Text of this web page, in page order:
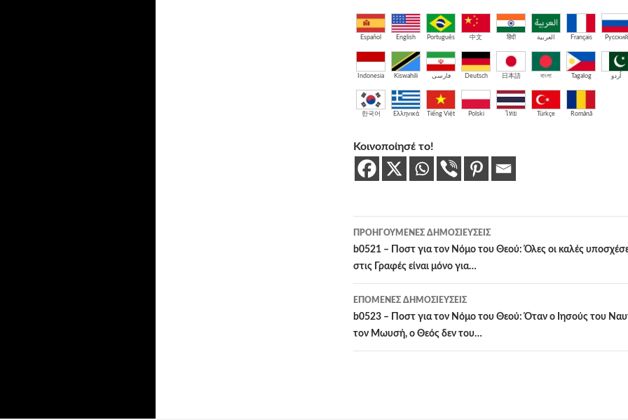
Español English Português 中文 हिंदी العربية Français Русский
Indonesia Kiswahili فارسی Deutsch 日本語 বাংলা Tagalog اُردو
한국어 Ελληνικά Tiếng Việt Polski ไทย Türkçe Română
Κοινοποίησέ το!
Πλοήγηση
άρθρων
ΠΡΟΗΓΟΎΜΕΝΕΣ ΔΗΜΟΣΙΕΎΣΕΙΣ
b0521 – Ποστ για τον Νόμο του Θεού: Όλες οι καλές
στις Γραφές είναι μόνο για…
ΕΠΌΜΕΝΕΣ ΔΗΜΟΣΙΕΎΣΕΙΣ
b0523 – Ποστ για τον Νόμο του Θεού: Όταν ο Ιησούς του
τον Μωυσή, ο Θεός δεν του…